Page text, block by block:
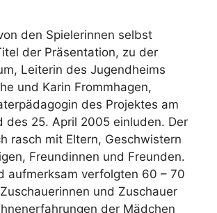
den Spielerinnen selbst
der Präsentation, zu der
Leiterin des Jugendheims
und Karin Frommhagen,
des Projektes am
des 25. April 2005 einluden. Der
rasch mit Eltern, Geschwistern
Freundinnen und Freunden.
aufmerksam verfolgten 60 – 70
und Zuschauer
der Mädchen